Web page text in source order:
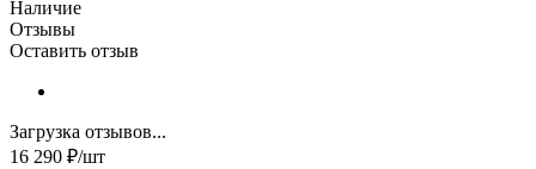
Наличие
Отзывы
Оставить отзыв
Загрузка отзывов...
16 290 ₽/шт